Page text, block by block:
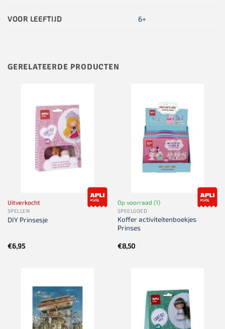
VOOR LEEFTIJD 6+
GERELATEERDE PRODUCTEN
Uitverkocht
SPELLEN
DIY Prinsesje
€6,95
Op voorraad (1)
SPEELGOED
Koffer activiteitenboekjes
Prinses
€8,50